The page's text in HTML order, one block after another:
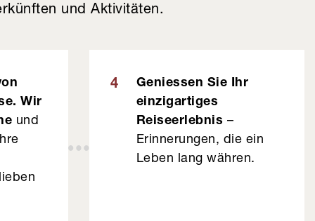
und Aktivitäten.
Wir
und
4
Geniessen Sie Ihr
einzigartiges
Reiseerlebnis –
Erinnerungen, die ein
Leben lang währen.